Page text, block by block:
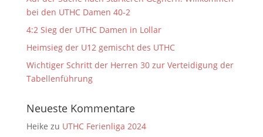
bei den UTHC Damen 40-2
4:2 Sieg der UTHC Damen in Lollar
Heimsieg der U12 gemischt des UTHC
Wichtiger Schritt der Herren 30 zur Verteidigung der
Tabellenführung
Neueste Kommentare
Heike zu UTHC Ferienliga 2024